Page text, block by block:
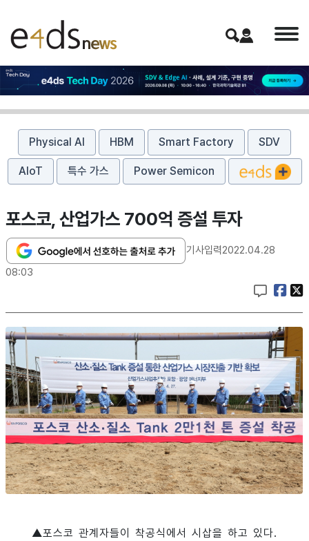
Physical AI HBM Smart Factory SDV
AIoT 특수 가스 Power Semicon
포스코, 산업가스 700억 증설 투자
기사입력2022.04.28
08:03
▲포스코 관계자들이 착공식에서 시삽을 하고 있다.